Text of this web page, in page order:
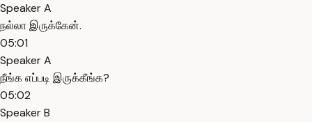
Speaker A
நல்லா இருக்கேன்.
05:01
Speaker A
நீங்க எப்படி இருக்கீங்க?
05:02
Speaker B